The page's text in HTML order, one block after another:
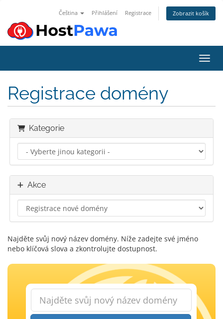
Čeština Přihlášení Registrace Zobrazit košík
Registrace domény
Kategorie
Akce
Najděte svůj nový název domény. Níže zadejte své jméno
nebo klíčová slova a zkontrolujte dostupnost.